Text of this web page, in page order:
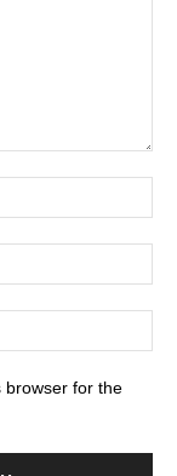
browser for the